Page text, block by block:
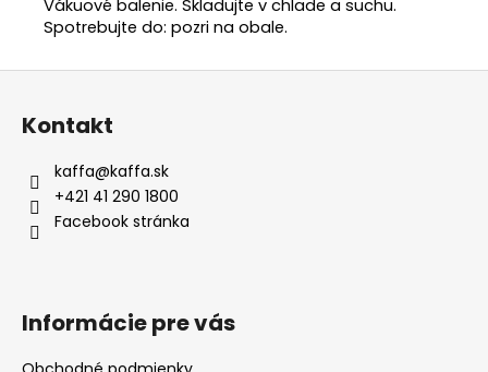
Vákuové balenie. Skladujte v chlade a suchu.
Spotrebujte do: pozri na obale.
Z
Kontakt
kaffa@kaffa.sk
+421 41 290 1800
Facebook stránka
Informácie pre vás